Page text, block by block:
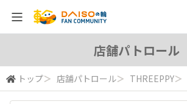
店舗パトロール
トップ＞ 店舗パトロール＞ THREEPPY＞